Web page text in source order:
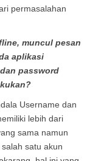
permasalahan
muncul pesan
aplikasi
password
Username dan
lebih dari
sama namun
satu akun